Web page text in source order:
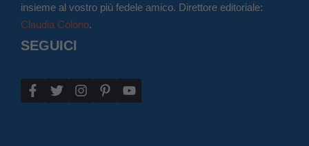
insieme al vostro più fedele amico. Direttore editoriale:
Claudia Colono.
SEGUICI